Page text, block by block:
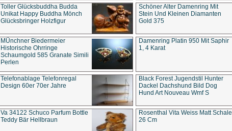
Toller Glücksbuddha Budda
Unikat Happy Buddha Mönch
Glücksbringer Holzfigur
Schöner Alter Damenring Mit
Stein Und Kleinen Diamanten
Gold 375
MÜnchner Biedermeier
Historische Ohrringe
Schaumgold 585 Granate Simili
Perlen
Damenring Platin 950 Mit Saphir
1, 4 Karat
Telefonablage Telefonregal
Design 60er 70er Jahre
Black Forest Jugendstil Hunter
Dackel Dachshund Bild Dog
Hund Art Nouveau Wmf S
Va 34122 Schuco Parfum Bottle
Teddy Bär Hellbraun
Rosenthal Vita Weiss Matt Schale
26 Cm